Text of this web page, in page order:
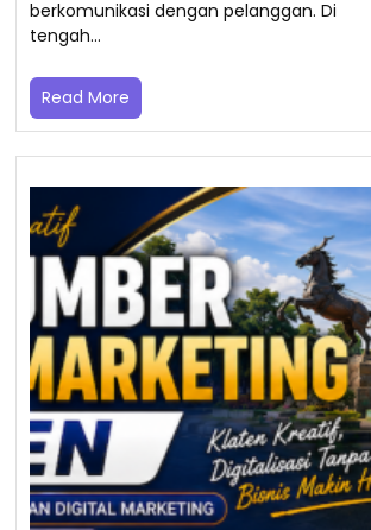
berkomunikasi dengan pelanggan. Di
tengah…
Read More